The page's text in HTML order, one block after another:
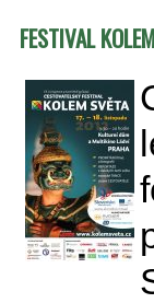
FESTIVAL